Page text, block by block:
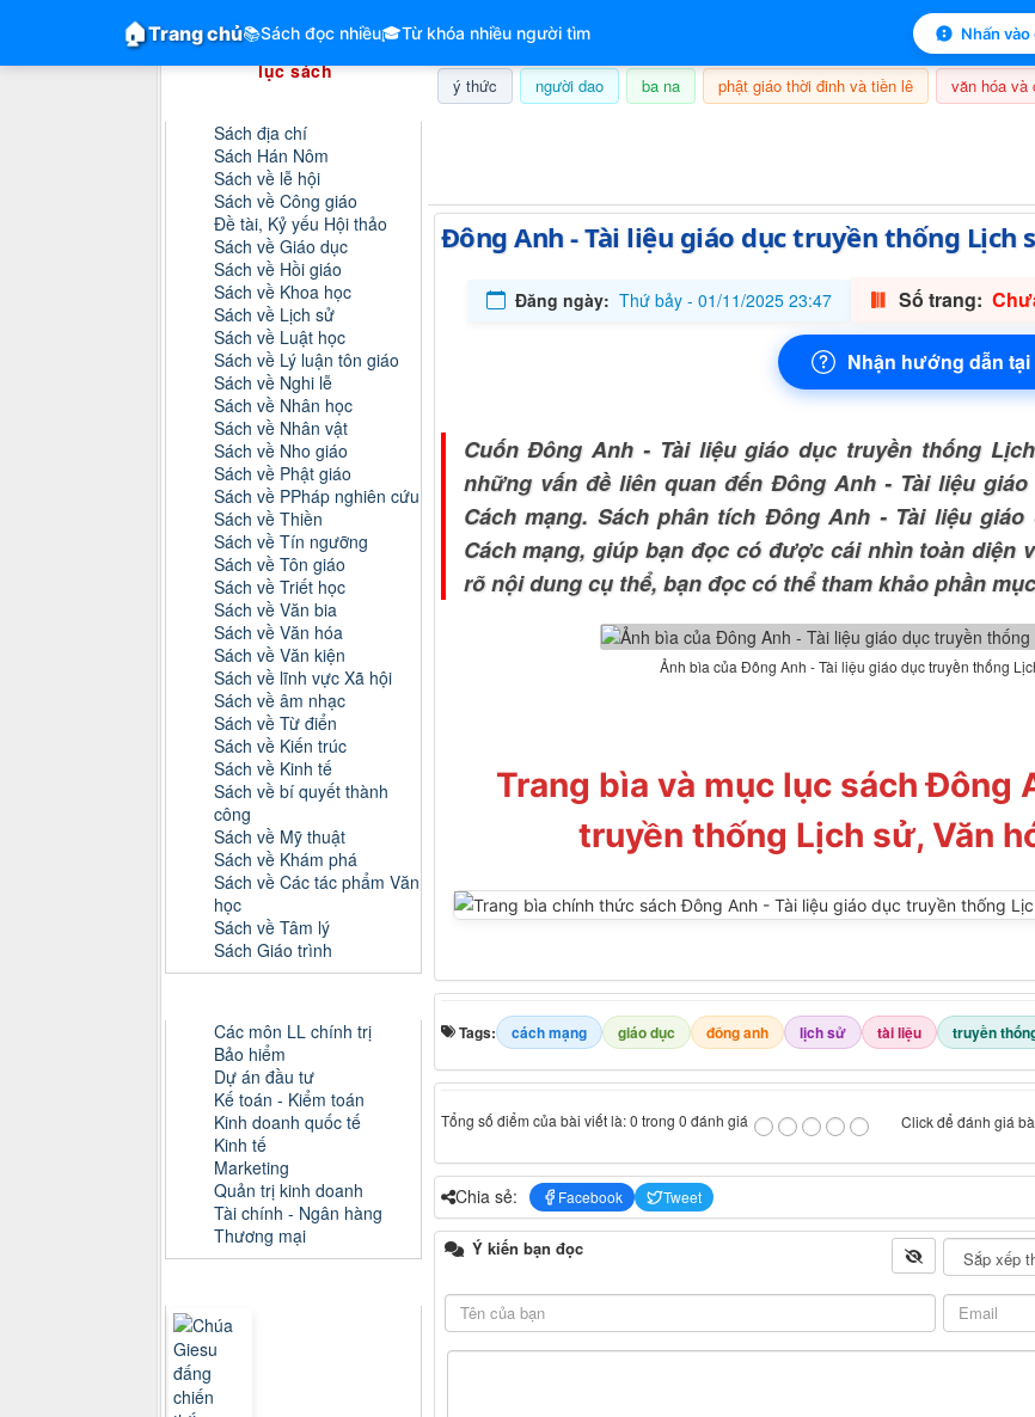
🏠Trang chủ📚Sách đọc nhiều🎓Từ khóa nhiều người tìm Nhấn
ý thức người dao ba na phật giáo thời đinh và tiền lê văn hóa và
Đông Anh - Tài liệu giáo dục truyền thống Lịch
Đăng ngày: Thứ bảy - 01/11/2025 23:47 Số trang:
Nhận hướng dẫn tại
Cuốn Đông Anh - Tài liệu giáo dục truyền thống
những vấn đề liên quan đến Đông Anh - Tài liệu
Cách mạng. Sách phân tích Đông Anh - Tài liệu
Cách mạng, giúp bạn đọc có được cái nhìn toàn diện
rõ nội dung cụ thể, bạn đọc có thể tham khảo phần
Ảnh bìa của Đông Anh - Tài liệu giáo dục truyền thống
Trang bìa và mục lục sách Đông
truyền thống Lịch sử, Văn
Tags: cách mạng giáo dục đông anh lịch sử tài liệu truyền
Tổng số điểm của bài viết là: 0 trong 0 đánh giá Click để đánh giá
Chia sẻ: Facebook Tweet
Ý kiến bạn đọc
Hệ thống hóa tài liệu & mục
lục sách
Sách địa chí
Sách Hán Nôm
Sách về lễ hội
Sách về Công giáo
Đề tài, Kỷ yếu Hội thảo
Sách về Giáo dục
Sách về Hồi giáo
Sách về Khoa học
Sách về Lịch sử
Sách về Luật học
Sách về Lý luận tôn giáo
Sách về Nghi lễ
Sách về Nhân học
Sách về Nhân vật
Sách về Nho giáo
Sách về Phật giáo
Sách về PPháp nghiên cứu
Sách về Thiền
Sách về Tín ngưỡng
Sách về Tôn giáo
Sách về Triết học
Sách về Văn bia
Sách về Văn hóa
Sách về Văn kiện
Sách về lĩnh vực Xã hội
Sách về âm nhạc
Sách về Từ điển
Sách về Kiến trúc
Sách về Kinh tế
Sách về bí quyết thành
công
Sách về Mỹ thuật
Sách về Khám phá
Sách về Các tác phẩm Văn
học
Sách về Tâm lý
Sách Giáo trình
Các môn LL chính trị
Bảo hiểm
Dự án đầu tư
Kế toán - Kiểm toán
Kinh doanh quốc tế
Kinh tế
Marketing
Quản trị kinh doanh
Tài chính - Ngân hàng
Thương mại